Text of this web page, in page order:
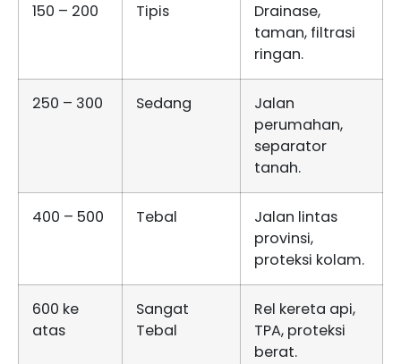
150 – 200 Tipis
Drainase,
taman, filtrasi
ringan.
250 – 300 Sedang
Jalan
perumahan,
separator
tanah.
400 – 500 Tebal
Jalan lintas
provinsi,
proteksi kolam.
600 ke
atas
Sangat
Tebal
Rel kereta api,
TPA, proteksi
berat.